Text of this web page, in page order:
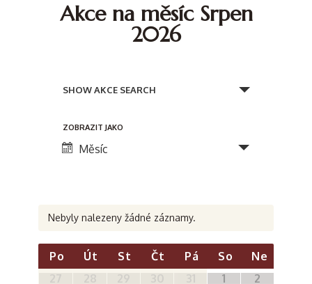
Akce na měsíc Srpen
2026
c
e
p
SHOW AKCE SEARCH
N
g
a
c
ZOBRAZIT JAKO
Měsíc
Nebyly nalezeny žádné záznamy.
K
Kalendář
Po Út St Čt Pá So
Ne
1 2